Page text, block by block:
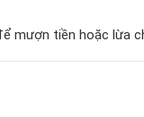
mượn tiền hoặc lừa